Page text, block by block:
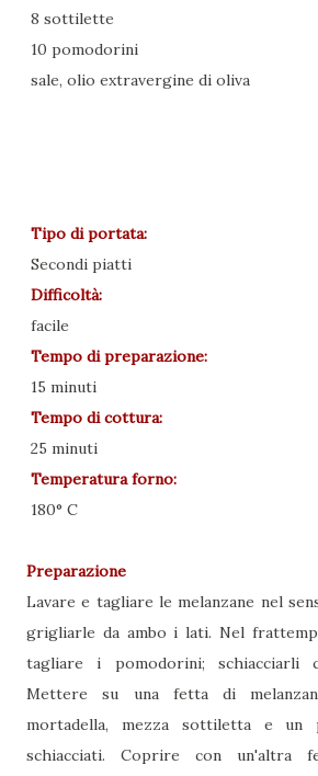
8 sottilette
10 pomodorini
sale, olio extravergine di oliva
Tipo di portata:
Secondi piatti
Difficoltà:
facile
Tempo di preparazione:
15 minuti
Tempo di cottura:
25 minuti
Temperatura forno:
180° C
Preparazione
Lavare e tagliare le melanzane nel
grigliarle da ambo i lati. Nel
tagliare i pomodorini; schiacciarli
Mettere su una fetta di
mortadella, mezza sottiletta e un
schiacciati. Coprire con un'altra